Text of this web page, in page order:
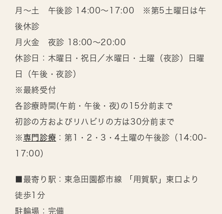
月～土 午後診 14:00～17:00 ※第5土曜日は午
後休診
月火金 夜診 18:00～20:00
休診日：木曜日・祝日／水曜日・土曜（夜診）日曜
日（午後・夜診）
※最終受付
各診療時間(午前・午後・夜)の15分前まで
初診の方およびリハビリの方は30分前まで
※ 専門診療 ：第1・2・3・4土曜の午後診（14:00-
17:00）
■最寄り駅：東急田園都市線 「用賀駅」東口より
徒歩1分
駐輪場：完備